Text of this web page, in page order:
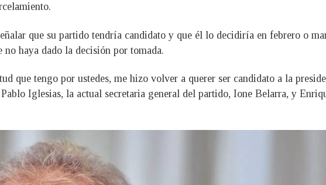
que su partido tendría candidato y que él lo decidiría en febrero o
no haya dado la decisión por tomada.
que tengo por ustedes, me hizo volver a querer ser candidato a la
Iglesias, la actual secretaria general del partido, Ione Belarra, y